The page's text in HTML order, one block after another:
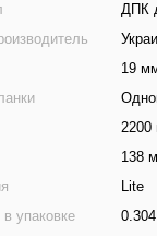
ДПК
19
2200
138
Lite
упаковке